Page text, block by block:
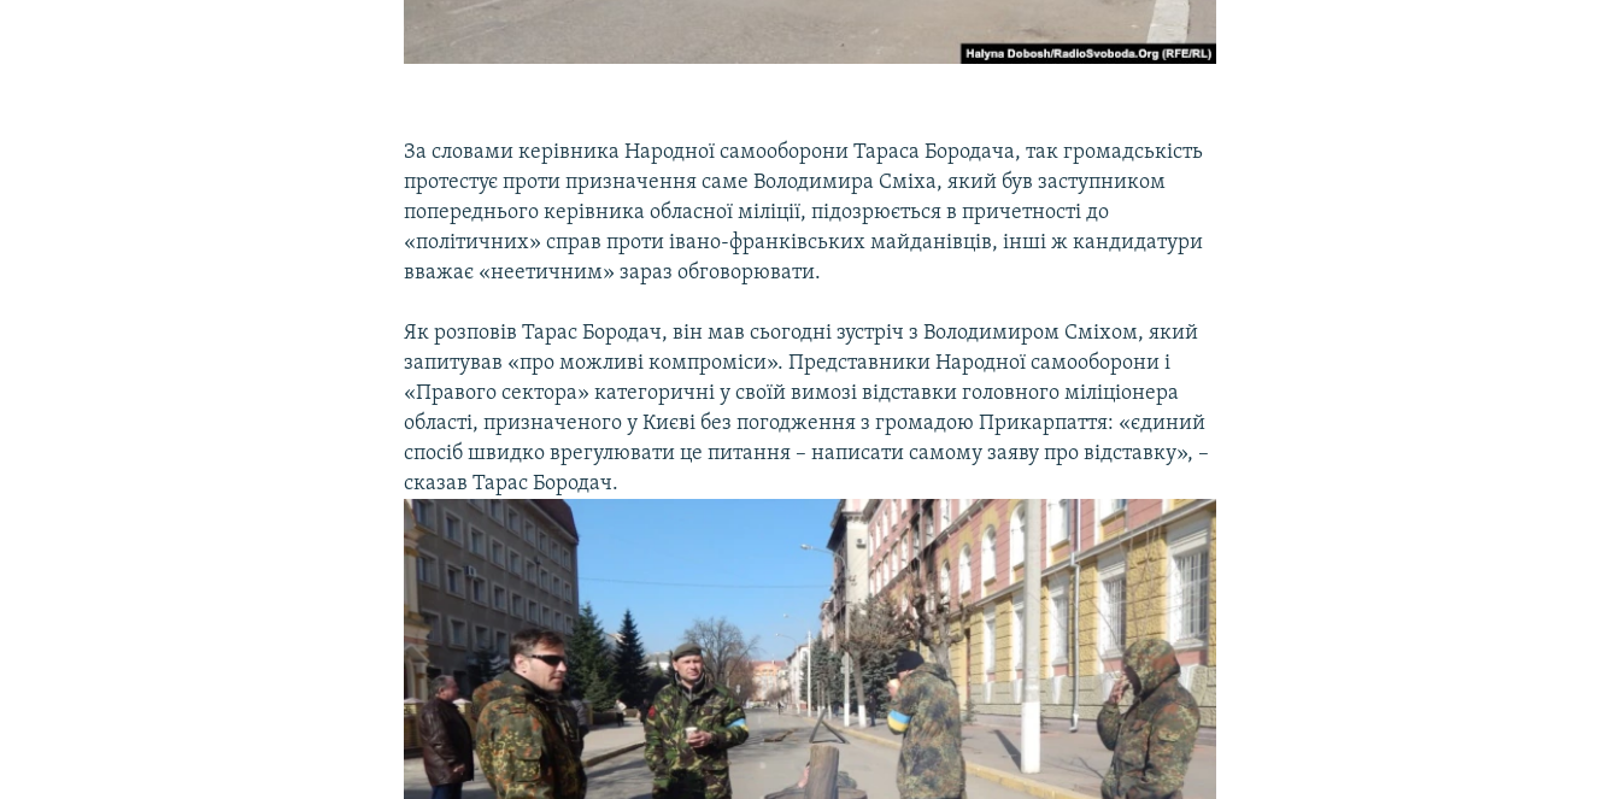
За словами керівника Народної самооборони Тараса Бородача, так громадськість
протестує проти призначення саме Володимира Сміха, який був заступником
попереднього керівника обласної міліції, підозрюється в причетності до
«політичних» справ проти івано-франківських майданівців, інші ж кандидатури
вважає «неетичним» зараз обговорювати.
Як розповів Тарас Бородач, він мав сьогодні зустріч з Володимиром Сміхом, який
запитував «про можливі компроміси». Представники Народної самооборони і
«Правого сектора» категоричні у своїй вимозі відставки головного міліціонера
області, призначеного у Києві без погодження з громадою Прикарпаття: «єдиний
спосіб швидко врегулювати це питання – написати самому заяву про відставку», –
сказав Тарас Бородач.